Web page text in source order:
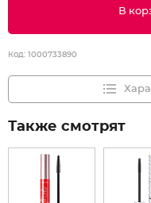
В
Код: 1000733890
Также смотрят